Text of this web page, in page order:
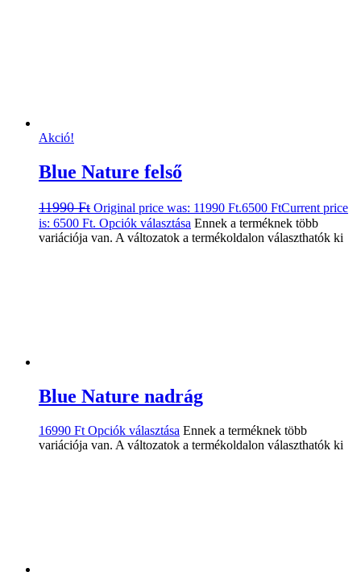
Akció!
Blue Nature felső
11990Ft Original price was: 11990 Ft.6500 FtCurrent price
is: 6500 Ft. Opciók választása Ennek a terméknek több
variációja van. A változatok a termékoldalon választhatók ki
Blue Nature nadrág
16990 Ft Opciók választása Ennek a terméknek több
variációja van. A változatok a termékoldalon választhatók ki